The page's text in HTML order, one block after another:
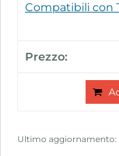
Compatibili con
Ultimo aggiornamento: